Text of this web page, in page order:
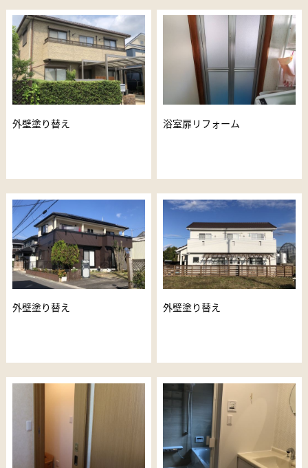
外壁塗り替え 浴室扉リフォーム
外壁塗り替え 外壁塗り替え